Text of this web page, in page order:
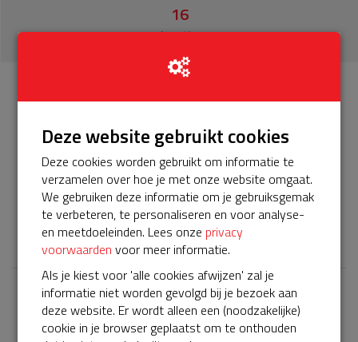
16
donaties
Info Donateurs
Het servicepakket van onze BuurtAED is verlopen en
moet worden verlengd, zodat onze AED gebruiksklaar
blijft. Help je mee? Doneer voor ons servicepakket!
𝕏
Laatste donaties
Bekijk alle
Deze website gebruikt cookies
Deze cookies worden gebruikt om informatie te
verzamelen over hoe je met onze website omgaat.
We gebruiken deze informatie om je gebruiksgemak
te verbeteren, te personaliseren en voor analyse-
en meetdoeleinden. Lees onze privacy
voorwaarden voor meer informatie.
Als je kiest voor 'alle cookies afwijzen' zal je
informatie niet worden gevolgd bij je bezoek aan
deze website. Er wordt alleen een (noodzakelijke)
cookie in je browser geplaatst om te onthouden